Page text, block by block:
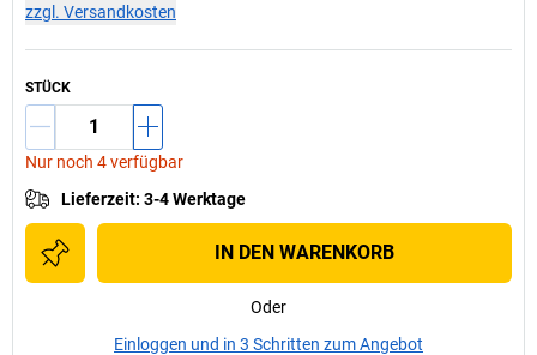
zzgl. Versandkosten
STÜCK
Nur noch 4 verfügbar
Lieferzeit: 3-4 Werktage
IN DEN WARENKORB
Oder
Einloggen und in 3 Schritten zum Angebot